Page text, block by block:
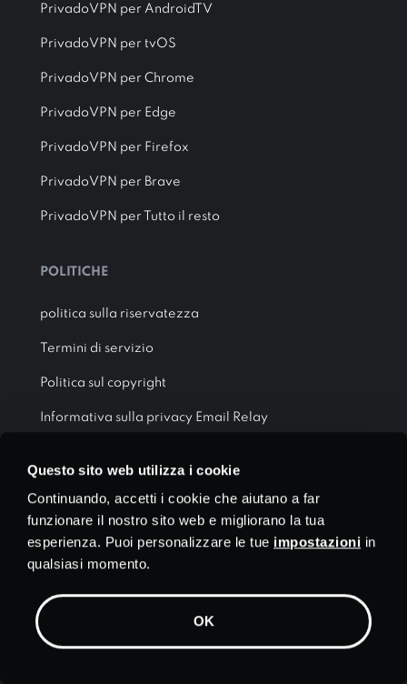
Questo sito web utilizza i cookie
Continuando, accetti i cookie che aiutano a far
funzionare il nostro sito web e migliorano la tua
esperienza. Puoi personalizzare le tue impostazioni in
qualsiasi momento.
OK
PrivadoVPN per AndroidTV
PrivadoVPN per tvOS
PrivadoVPN per Chrome
PrivadoVPN per Edge
PrivadoVPN per Firefox
PrivadoVPN per Brave
PrivadoVPN per Tutto il resto
POLITICHE
politica sulla riservatezza
Termini di servizio
Politica sul copyright
Informativa sulla privacy Email Relay
CHI SIAMO
Chi siamo
VPN di prova senza rischi